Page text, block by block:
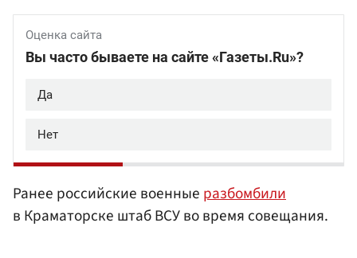
Ранее российские военные разбомбили
в Краматорске штаб ВСУ во время совещания.